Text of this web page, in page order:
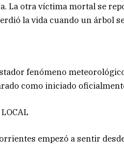
La otra víctima mortal se
la vida cuando un árbol
fenómeno
como iniciado
empezó a sentir